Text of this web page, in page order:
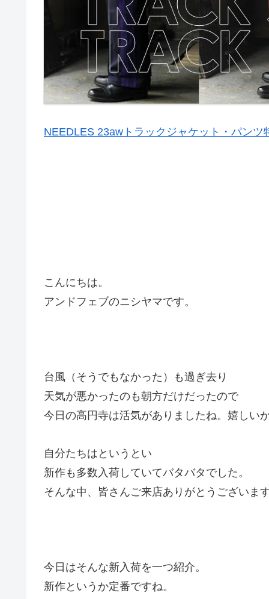
NEEDLES 23awトラックジャケット・パンツ
こんにちは。
アンドフェブのニシヤマです。
台風（そうでもなかった）も過ぎ去り
天気が悪かったのも朝方だけだったので
今日の高円寺は活気がありましたね。嬉しい
自分たちはというとい
新作も多数入荷していてバタバタでした。
そんな中、皆さんご来店ありがとうございま
今日はそんな新入荷を一つ紹介。
新作というか定番ですね。